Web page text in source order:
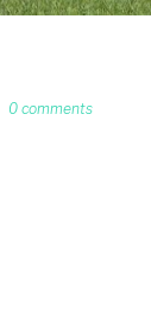
0 comments